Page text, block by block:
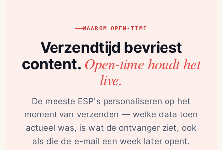
WAAROM OPEN-TIME
Verzendtijd bevriest
content. Open-time houdt het
live.
De meeste ESP's personaliseren op het
moment van verzenden — welke data toen
actueel was, is wat de ontvanger ziet, ook
als die de e-mail een week later opent.